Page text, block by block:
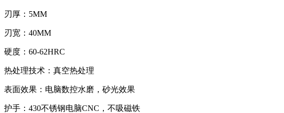
刃厚：5MM
刃宽：40MM
硬度：60-62HRC
热处理技术：真空热处理
表面效果：电脑数控水磨，砂光效果
护手：430不锈钢电脑CNC，不吸磁铁